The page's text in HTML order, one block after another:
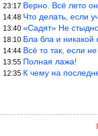
23:17 Верно. Всё лето они
14:48 Что делать, если
13:40 «Садят» Не
18:10 Бла бла и никакой
14:44 Всё то так, если не
13:55 Полная лажа!
12:35 К чему на последнем